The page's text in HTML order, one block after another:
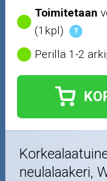
Toimitetaan
(1kpl)
?
Perillä 1-2
neulalaakeri,